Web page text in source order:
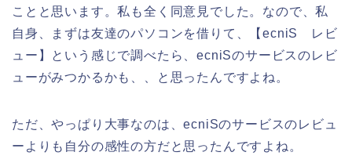
ことと思います。私も全く同意見でした。なので、私
自身、まずは友達のパソコンを借りて、【ecniS レビ
ュー】という感じで調べたら、ecniSのサービスのレビ
ューがみつかるかも、、と思ったんですよね。
ただ、やっぱり大事なのは、ecniSのサービスのレビュ
ーよりも自分の感性の方だと思ったんですよね。